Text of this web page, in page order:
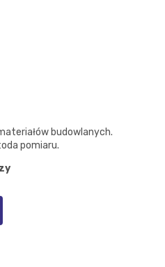
zł.
zł.
budowlanych.
pomiaru.